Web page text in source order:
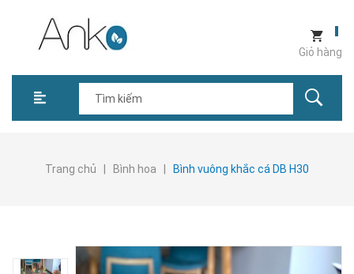
Giỏ hàng
Trang chủ Bình hoa Bình vuông khắc cá DB H30